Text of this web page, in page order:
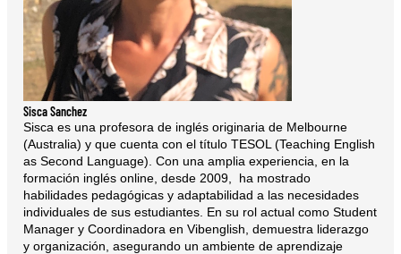
Sisca Sanchez
Sisca es una profesora de inglés originaria de Melbourne
(Australia) y que cuenta con el título TESOL (Teaching English
as Second Language). Con una amplia experiencia, en la
formación inglés online, desde 2009, ha mostrado
habilidades pedagógicas y adaptabilidad a las necesidades
individuales de sus estudiantes. En su rol actual como Student
Manager y Coordinadora en Vibenglish, demuestra liderazgo
y organización, asegurando un ambiente de aprendizaje